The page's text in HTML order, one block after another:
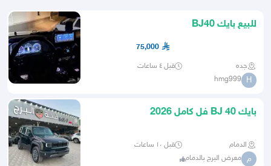
للبيع بايك BJ40
75,000
جده قبل ٤ ساعات
H
hmg999
بايك BJ 40 فل كامل 2026
الدمام قبل ١٠ ساعات
م معرض البرج بالدمام